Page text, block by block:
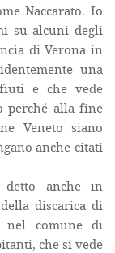
Naccarato. Io
su alcuni degli
di Verona in
una
e che vede
perché alla fine
Veneto siano
anche citati
anche in
discarica di
comune di
che si vede